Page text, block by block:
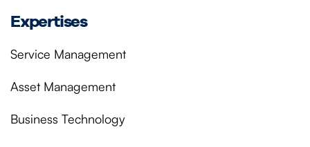
Expertises
Service Management
Asset Management
Business Technology